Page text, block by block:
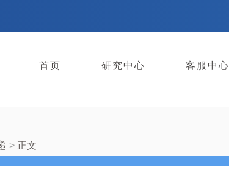
首页 研究中心 客服中心
正文